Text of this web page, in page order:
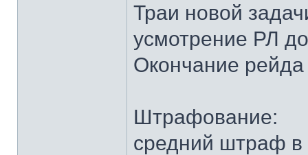
Траи новой
усмотрение РЛ
Окончание
Штрафование:
средний штраф